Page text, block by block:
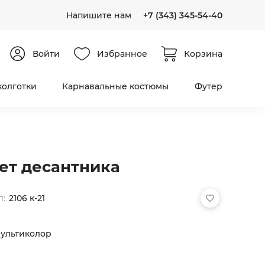
Напишите нам +7 (343) 345-54-40
Войти Избранное Корзина
Карнавальные костюмы Футер
десантника
2106 к-21